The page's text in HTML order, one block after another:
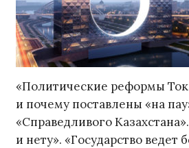
«Политические реформы
и почему поставлены «на
«Справедливого
и нету». «Государство ведет